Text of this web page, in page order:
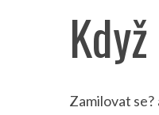
Zamilovat